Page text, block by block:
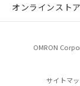
オンラインストア
OMRON
サイトマ